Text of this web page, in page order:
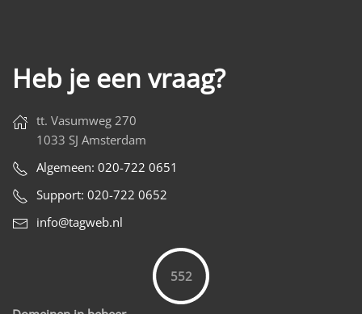
Heb je een vraag?
tt. Vasumweg 270
1033 SJ Amsterdam
Algemeen: 020-722 0651
Support: 020-722 0652
info@tagweb.nl
552